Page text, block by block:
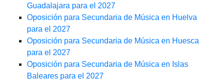
Guadalajara para el 2027
Oposición para Secundaria de Música en Huelva
para el 2027
Oposición para Secundaria de Música en Huesca
para el 2027
Oposición para Secundaria de Música en Islas
Baleares para el 2027